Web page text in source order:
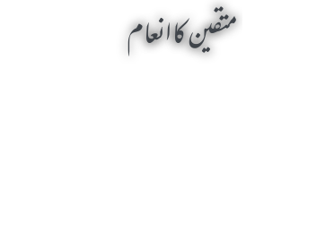
متقین کا انعام